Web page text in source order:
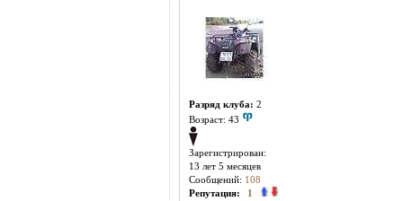
Разряд клуба: 2
Возраст: 43
Зарегистрирован:
13 лет 5 месяцев
Сообщений: 108
Репутация:
1